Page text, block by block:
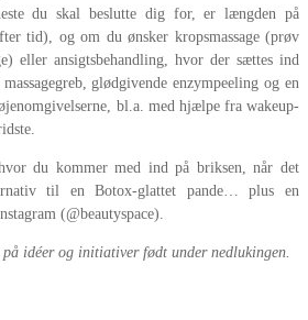
du skal beslutte dig for, er længden på
tid), og om du ønsker kropsmassage (prøv
eller ansigtsbehandling, hvor der sættes ind
glødgivende enzympeeling og en
bl.a. med hjælpe fra wakeup-
du kommer med ind på briksen, når det
til en Botox-glattet pande… plus en
(@beautyspace).
idéer og initiativer født under nedlukingen.